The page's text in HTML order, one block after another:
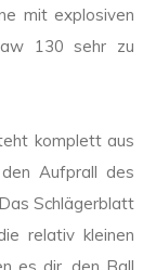
mit explosiven
130 sehr zu
komplett aus
Aufprall des
Schlägerblatt
relativ kleinen